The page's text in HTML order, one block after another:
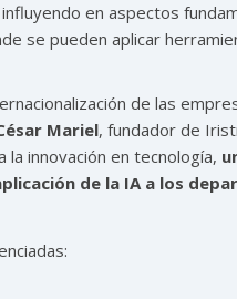
en aspectos
se pueden aplicar
de las
Mariel, fundador de
innovación en tecnología,
de la IA a los